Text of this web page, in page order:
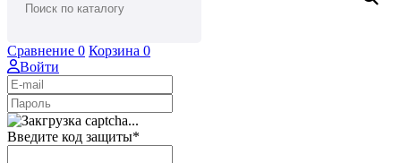
Сравнение 0 Корзина 0
Войти
Введите код защиты*